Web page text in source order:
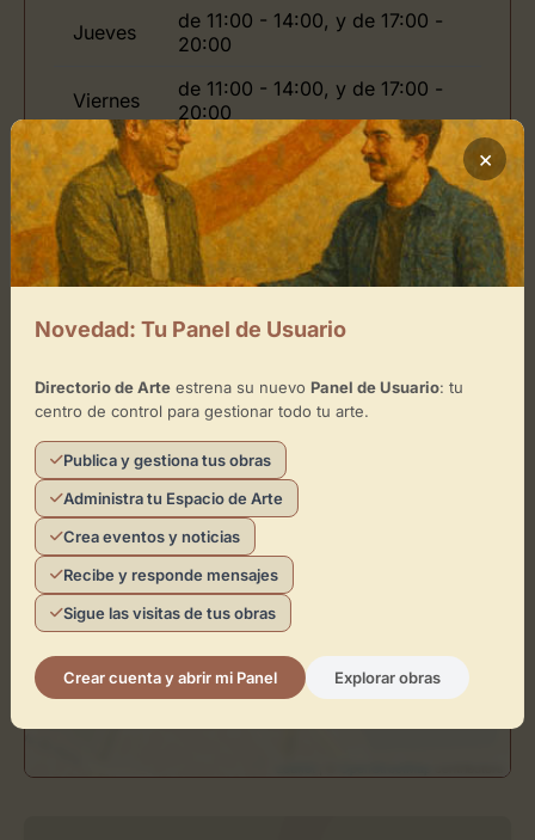
Jueves
de 11:00 - 14:00, y de 17:00 -
20:00
Viernes
de 11:00 - 14:00, y de 17:00 -
20:00
Ubicación de Vilaseco
Cómo llegar
Vilaseco
−
Toca el mapa para interactuar
Activar Mapa
×
Novedad: Tu Panel de Usuario
Directorio de Arteestrena su nuevo Panel de Usuario: tu
centro de control para gestionar todo tu arte.
Publica y gestiona tus obras
Administra tu Espacio de Arte
Crea eventos y noticias
Recibe y responde mensajes
Sigue las visitas de tus obras
Crear cuenta y abrir mi Panel Explorar obras